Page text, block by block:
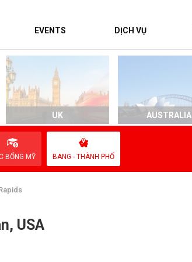
EVENTS DỊCH VỤ
UK AUSTRALIA
BỔNG MỸ BANG - THÀNH PHỐ
USA